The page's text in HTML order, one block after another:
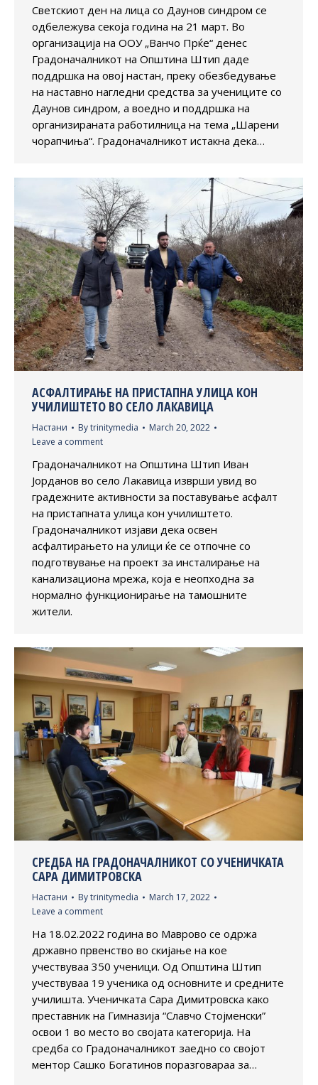
Светскиот ден на лица со Даунов синдром се
одбележува секоја година на 21 март. Во
организација на ООУ „Ванчо Прќе“ денес
Градоначалникот на Општина Штип даде
поддршка на овој настан, преку обезбедување
на наставно нагледни средства за учениците со
Даунов синдром, а воедно и поддршка на
организираната работилница на тема „Шарени
чорапчиња“. Градоначалникот истакна дека…
AСФАЛТИРАЊЕ НА ПРИСТАПНА УЛИЦА КОН
УЧИЛИШТЕТО ВО СЕЛО ЛАКАВИЦА
Настани Bytrinitymedia
March 20, 2022
Leave a comment
Градоначалникот на Општина Штип Иван
Јорданов во село Лакавица изврши увид во
градежните активности за поставување асфалт
на пристапната улица кон училиштето.
Градоначалникот изјави дека освен
асфалтирањето на улици ќе се отпочне со
подготвување на проект за инсталирање на
канализациона мрежа, која е неопходна за
нормално функционирање на тамошните
жители.
СРЕДБА НА ГРАДОНАЧАЛНИКОТ СО УЧЕНИЧКАТА
САРА ДИМИТРОВСКА
Настани Bytrinitymedia
March 17, 2022
Leave a comment
На 18.02.2022 година во Маврово се одржа
државно првенство во скијање на кое
учествуваа 350 ученици. Од Општина Штип
учествуваа 19 ученика од основните и средните
училишта. Ученичката Сара Димитровска како
преставник на Гимназија “Славчо Стојменски”
освои 1 во место во својата категорија. На
средба со Градоначалникот заедно со својот
ментор Сашко Богатинов поразговараа за…